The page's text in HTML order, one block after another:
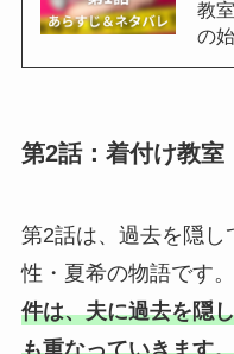
教
の
第2話：着付け教室
第2話は、過去を隠
性・夏希の物語です。
件は、夫に過去を隠